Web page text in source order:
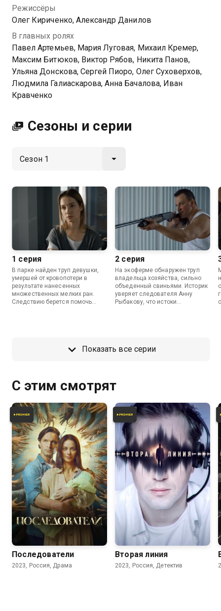
Режиссёры
Олег Кириченко, Александр Данилов
В главных ролях
Павел Артемьев, Мария Луговая, Михаил Кремер,
Максим Битюков, Виктор Рябов, Никита Панов,
Ульяна Донскова, Сергей Пиоро, Олег Суховерхов,
Людмила Галиаскарова, Анна Бачалова, Иван
Кравченко
Сезоны и серии
1 серия
В парке найден труп девушки,
умершей от кровопотери в
результате нанесенных
множественных мелких ран.
Следствию берется помочь
из прошлого повторяются спустя
2 серия
На экоферме обнаружен труп
владельца хозяйства, сильно
объеденный свиньями. Историк
уверяет следователя Анну
Рыбакову, что истоки
Показать все серии
С этим смотрят
6.8
Последователи
2023, Россия, Драма
6.0
Вторая линия
2023, Россия, Детектив